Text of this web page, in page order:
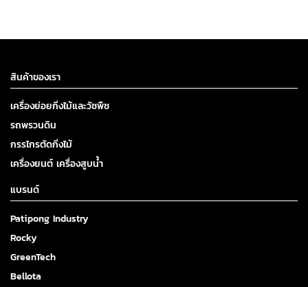
สินค้าของเรา
เครื่องย่อยกิ่งไม้และวัชพืช
รถพรวนดิน
กรรไกรตัดกิ่งไม้
เครื่องยนต์ เครื่องสูบน้ำ
แบรนด์
Patipong Industry
Rocky
GreenTech
Bellota